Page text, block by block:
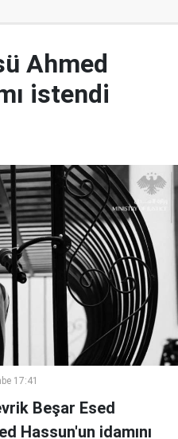
Ahmed
istendi
17:41
Beşar Esed
Hassun'un idamını